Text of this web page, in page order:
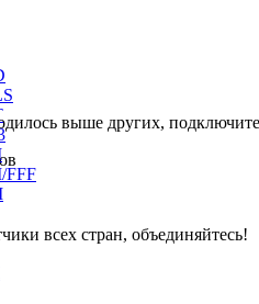
FFF
выше других,
всех стран, объединяйтесь!